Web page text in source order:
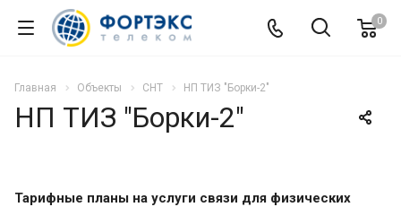
0
Главная Объекты СНТ НП ТИЗ "Борки-2"
НП ТИЗ "Борки-2"
Тарифные планы на услуги связи для физических